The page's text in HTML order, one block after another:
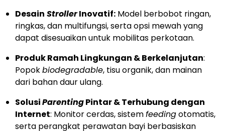
Desain StrollerInovatif: Model berbobot ringan,
ringkas, dan multifungsi, serta opsi mewah yang
dapat disesuaikan untuk mobilitas perkotaan.
Produk Ramah Lingkungan & Berkelanjutan:
Popokbiodegradable, tisu organik, dan mainan
dari bahan daur ulang.
SolusiParentingPintar & Terhubung dengan
Internet: Monitor cerdas, sistemfeedingotomatis,
serta perangkat perawatan bayi berbasiskan